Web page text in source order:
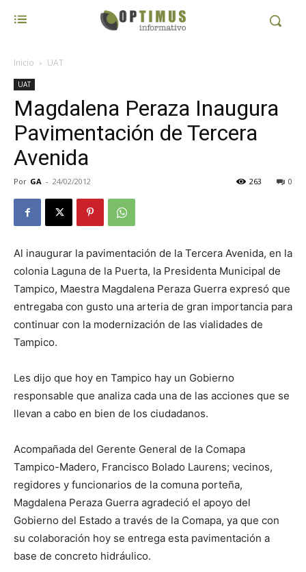
Inicio UAT
UAT
Magdalena Peraza Inaugura
Pavimentación de Tercera
Avenida
Por GA - 24/02/2012 0
263
Al inaugurar la pavimentación de la Tercera Avenida, en la
colonia Laguna de la Puerta, la Presidenta Municipal de
Tampico, Maestra Magdalena Peraza Guerra expresó que
entregaba con gusto una arteria de gran importancia para
continuar con la modernización de las vialidades de
Tampico.
Les dijo que hoy en Tampico hay un Gobierno
responsable que analiza cada una de las acciones que se
llevan a cabo en bien de los ciudadanos.
Acompañada del Gerente General de la Comapa
Tampico-Madero, Francisco Bolado Laurens; vecinos,
regidores y funcionarios de la comuna porteña,
Magdalena Peraza Guerra agradeció el apoyo del
Gobierno del Estado a través de la Comapa, ya que con
su colaboración hoy se entrega esta pavimentación a
base de concreto hidráulico.